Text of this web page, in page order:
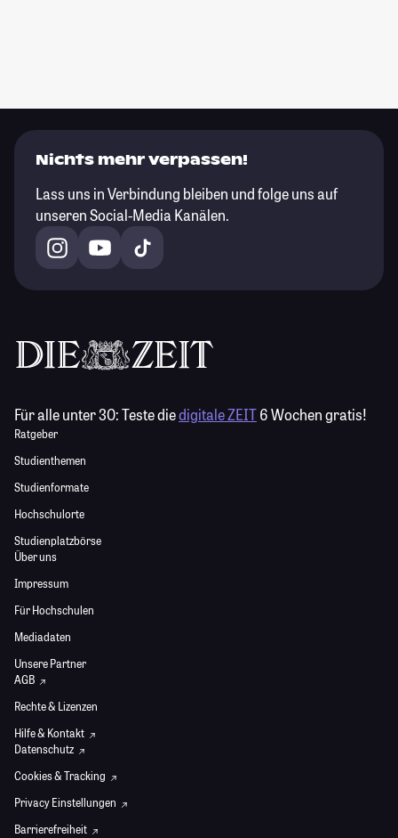
Nichts mehr verpassen!
Lass uns in Verbindung bleiben und folge uns auf
unseren Social-Media Kanälen.
Für alle unter 30:Teste diedigitale ZEIT6 Wochen gratis!
Ratgeber
Studienthemen
Studienformate
Hochschulorte
Studienplatzbörse
Über uns
Impressum
Für Hochschulen
Mediadaten
Unsere Partner
AGB
Rechte & Lizenzen
Hilfe & Kontakt
Datenschutz
Cookies & Tracking
Privacy Einstellungen
Barrierefreiheit